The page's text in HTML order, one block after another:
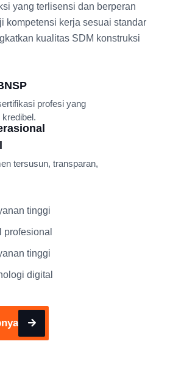
yang terlisensi dan berperan
kompetensi kerja sesuai standar
kualitas SDM konstruksi
profesi yang
tersusun, transparan,
tinggi
profesional
tinggi
digital